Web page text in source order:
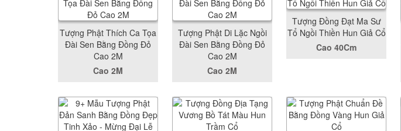
Tượng Phật Thích Ca Tọa
Đài Sen Bằng Đồng Đỏ
Cao 2M
Cao 2M
Tượng Phật Di Lặc Ngồi
Đài Sen Bằng Đồng Đỏ
Cao 2M
Cao 2M
Tượng Đồng Đạt Ma Sư
Tổ Ngồi Thiền Hun Giả Cổ
Cao 40Cm